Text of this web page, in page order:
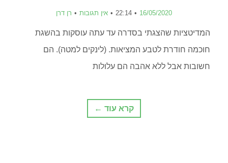
16/05/2020
22:14 אין תגובות רן דרן
המדיטציות שהצגתי בסדרה עד עתה עוסקות בהשגת
חוכמה חודרת לטבע המציאות. (לינקים למטה). הם
חשובות אבל ללא אהבה הם עלולות
קרא עוד ←